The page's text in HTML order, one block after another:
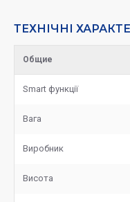
ТЕХНІЧНІ
Общие
Smart функції
Вага
Виробник
Висота